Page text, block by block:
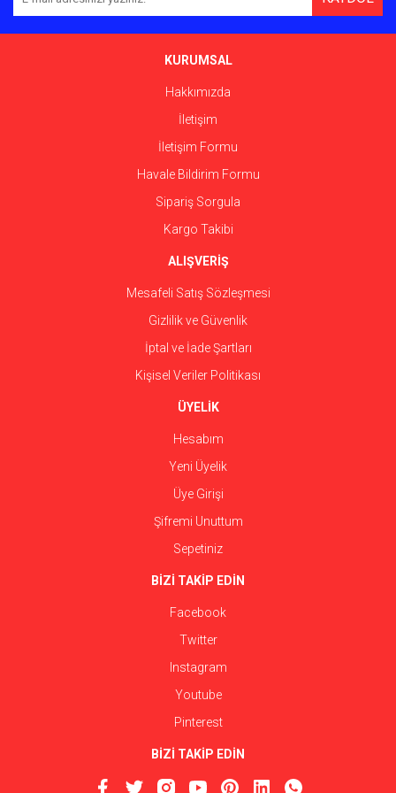
Ürün açıklamasında eksik bilgiler bulunuyor.
Ürün fiyatı diğer sitelerden daha pahalı.
Gönder
KURUMSAL
Hakkımızda
İletişim
İletişim Formu
Havale Bildirim Formu
Sipariş Sorgula
Kargo Takibi
ALIŞVERİŞ
Mesafeli Satış Sözleşmesi
Gizlilik ve Güvenlik
İptal ve İade Şartları
Kişisel Veriler Politikası
ÜYELİK
Hesabım
Yeni Üyelik
Üye Girişi
Şifremi Unuttum
Sepetiniz
BİZİ TAKİP EDİN
Facebook
Twitter
Instagram
Youtube
Pinterest
BİZİ TAKİP EDİN